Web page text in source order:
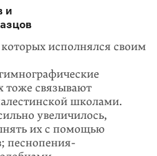
и
исполнялся своим
тоже связывают
школами.
увеличилось,
их с помощью
песнопения-